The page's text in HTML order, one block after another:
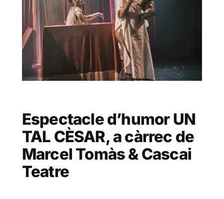
Espectacle d’humor UN
TAL CÈSAR, a càrrec de
Marcel Tomàs & Cascai
Teatre